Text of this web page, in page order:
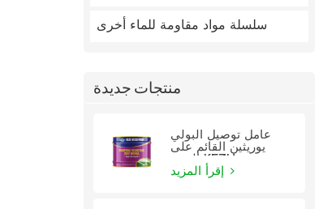
سلسلة مواد مقاومة للماء أخرى
منتجات جديدة
عامل توصيل البولي
يوريثين القائم على